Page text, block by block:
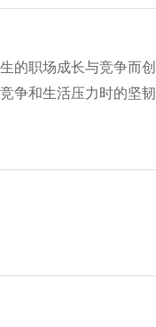
的职场成长与竞争而创
争和生活压力时的坚韧